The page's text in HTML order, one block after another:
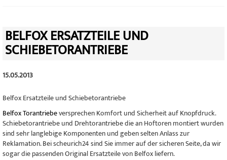
BELFOX ERSATZTEILE UND
SCHIEBETORANTRIEBE
15.05.2013
Belfox Ersatzteile und Schiebetorantriebe
Belfox Torantriebeversprechen Komfort und Sicherheit auf Knopfdruck.
Schiebetorantriebe und Drehtorantriebe die an Hoftoren montiert wurden
sind sehr langlebige Komponenten und geben selten Anlass zur
Reklamation. Bei scheurich24 sind Sie immer auf der sicheren Seite, da wir
sogar die passenden Original Ersatzteile von Belfox liefern.